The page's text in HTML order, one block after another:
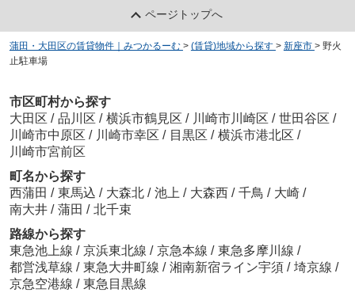
ページトップへ
蒲田・大田区の賃貸物件｜みつかるーむ > (賃貸)地域から探す > 新座市 > 野火
止駐車場
市区町村から探す
大田区 / 品川区 / 横浜市鶴見区 / 川崎市川崎区 / 世田谷区 /
川崎市中原区 / 川崎市幸区 / 目黒区 / 横浜市港北区 /
川崎市宮前区
町名から探す
西蒲田 / 東馬込 / 大森北 / 池上 / 大森西 / 千鳥 / 大崎 /
南大井 / 蒲田 / 北千束
路線から探す
東急池上線 / 京浜東北線 / 京急本線 / 東急多摩川線 /
都営浅草線 / 東急大井町線 / 湘南新宿ライン宇須 / 埼京線 /
京急空港線 / 東急目黒線